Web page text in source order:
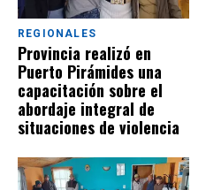
REGIONALES
Provincia realizó en
Puerto Pirámides una
capacitación sobre el
abordaje integral de
situaciones de violencia